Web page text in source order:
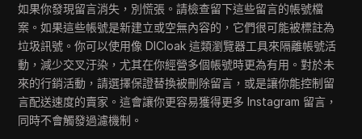
如果你發現留言消失，別慌張。請檢查留下這些留言的帳號檔
案。如果這些帳號是新建立或空無內容的，它們很可能被標註為
垃圾訊號。你可以使用像 DICloak 這類瀏覽器工具來隔離帳號活
動，減少交叉汙染，尤其在你經營多個帳號時更為有用。對於未
來的行銷活動，請選擇保證替換被刪除留言，或是讓你能控制留
言配送速度的賣家。這會讓你更容易獲得更多 Instagram 留言，
同時不會觸發過濾機制。